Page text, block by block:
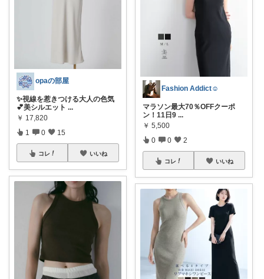
opaの部屋
✨視線を惹きつける大人の色気
💕美シルエット ...
￥ 17,820
1 0 15
コレ いいね
Fashion Addict☺︎
マラソン最大70％OFFクーポ
ン！11日9 ...
￥ 5,500
0 0 2
コレ いいね